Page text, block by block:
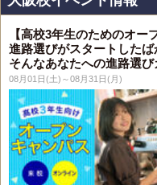
【高校3年生のためのオー
進路選びがスタートしたば
そんなあなたへの進路選び
08月01日(土)～08月31日(月)